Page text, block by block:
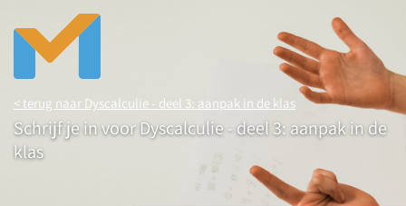
< terug naar Dyscalculie - deel 3: aanpak in de klas
Schrijf je in voor Dyscalculie - deel 3: aanpak in de
klas